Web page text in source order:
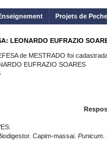
Projets de
LEONARDO EUFRAZIO
de MESTRADO foi
EUFRAZIO SOARES
Capim-massai. Punicum